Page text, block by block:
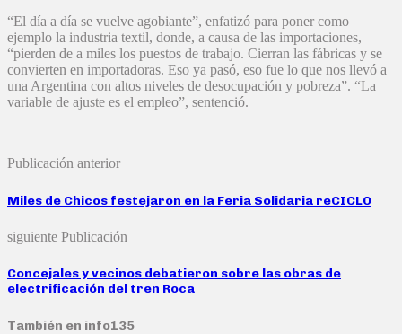
“El día a día se vuelve agobiante”, enfatizó para poner como
ejemplo la industria textil, donde, a causa de las importaciones,
“pierden de a miles los puestos de trabajo. Cierran las fábricas y se
convierten en importadoras. Eso ya pasó, eso fue lo que nos llevó a
una Argentina con altos niveles de desocupación y pobreza”. “La
variable de ajuste es el empleo”, sentenció.
Publicación anterior
Miles de Chicos festejaron en la Feria Solidaria reCICLO
siguiente Publicación
Concejales y vecinos debatieron sobre las obras de
electrificación del tren Roca
También en info135